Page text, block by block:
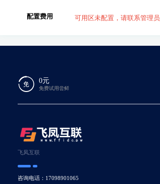
配置费用 可用区未配置，请联系管理员
0元
免费试用尝鲜
飞凤互联
咨询电话：17098901065